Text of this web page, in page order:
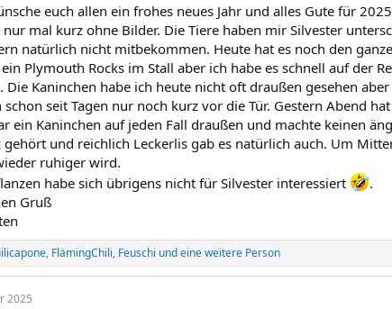
euch allen ein frohes neues Jahr und alles Gute für 2025
nur mal kurz ohne Bilder. Die Tiere haben mir Silvester
natürlich nicht mitbekommen. Heute hat es noch den
Plymouth Rocks im Stall aber ich habe es schnell auf der
Die Kaninchen habe ich heute nicht oft draußen gesehen
schon seit Tagen nur noch kurz vor die Tür. Gestern Abend
ein Kaninchen auf jeden Fall draußen und machte keinen
gehört und reichlich Leckerlis gab es natürlich auch. Um
ruhiger wird.
habe sich übrigens nicht für Silvester interessiert
.
Gruß
, FlämingChili, Feuschi und eine weitere Person
2025